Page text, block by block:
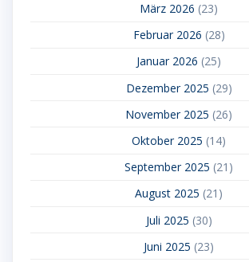
März 2026 (23)
Februar 2026 (28)
Januar 2026 (25)
Dezember 2025 (29)
November 2025 (26)
Oktober 2025 (14)
September 2025 (21)
August 2025 (21)
Juli 2025 (30)
Juni 2025 (23)